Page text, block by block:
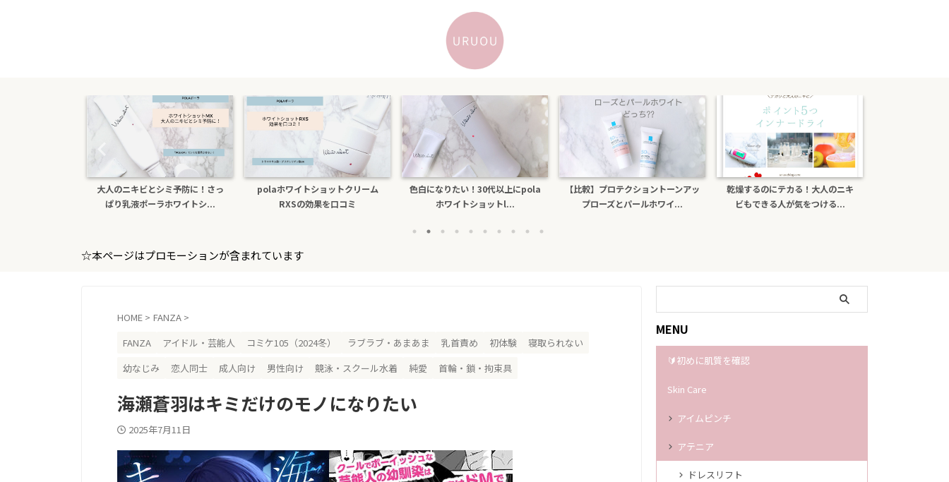
のニキビとシミ予防に！さっ
り乳液ポーラホワイトシ...
polaホワイトショットクリーム
RXSの効果を口コミ
色白になりたい！30代以上にpola
ホワイトショットl...
【比較】プロテクショントーンアッ
プローズとパールホワイ...
乾燥するのにテカる！大人のニキ
ビもできる人が気をつける...
ポーラb.aライトセレクターは偽物
がある？日焼け止め効...
☆本ページはプロモーションが含まれています
HOME > FANZA >
FANZA
アイドル・芸能人 コミケ105（2024冬） ラブラブ・あまあま 乳首責め 初体験
寝取られない
幼なじみ
恋人同士 成人向け 男性向け 競泳・スクール水着 純愛 首輪・鎖・拘束具
海瀬蒼羽はキミだけのモノになりたい
2025年7月11日
MENU
🔰初めに肌質を確認
Skin Care
アイムピンチ
アテニア
ドレスリフト